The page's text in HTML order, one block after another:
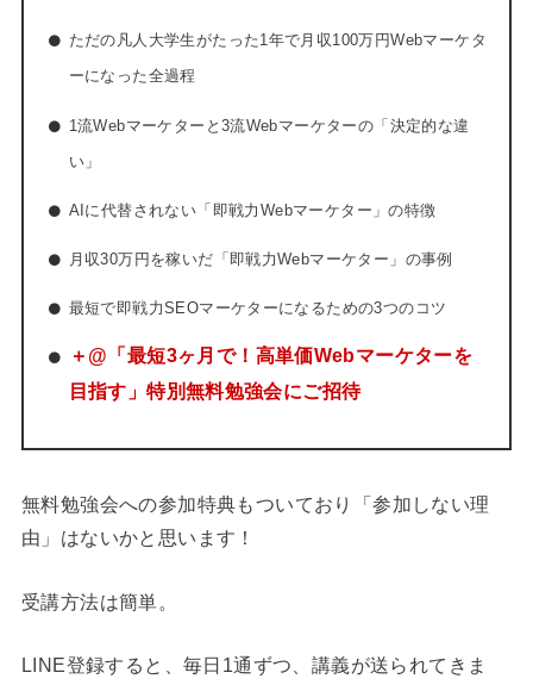
ただの凡人大学生がたった1年で月収100万円Webマーケタ
ーになった全過程
1流Webマーケターと3流Webマーケターの「決定的な違
い」
AIに代替さ れない「即戦力Webマーケター」の特徴
月収30万円を稼いだ「即戦力Webマーケター」の事例
最短で即戦力SEOマーケターになるための3つのコツ
＋@「最短3ヶ月で！高単価Webマーケターを
目指す」特別無料勉強会にご招待
無料勉強会への参加特典もついており「参加しない理
由」はないかと思います！
受講方法は簡単。
LINE登録すると、毎日1通ずつ、講義が送られてきま